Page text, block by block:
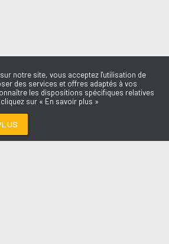
notre site, vous acceptez l'utilisation de
des services et offres adaptés à vos
les dispositions spécifiques relatives
cliquez sur « En savoir plus »